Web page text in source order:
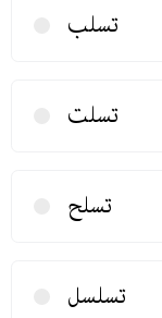
تسلب
تسلت
تسلح
تسلسل